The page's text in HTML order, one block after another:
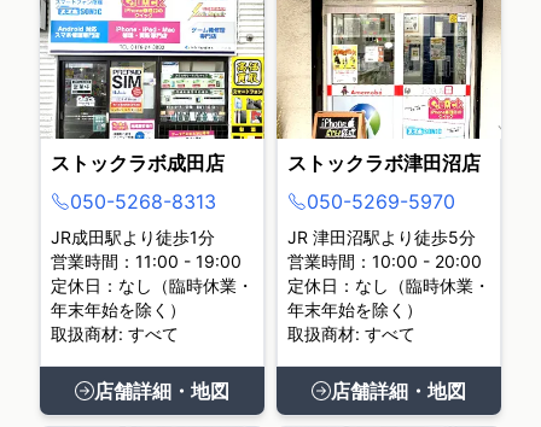
ストックラボ成田店
050-5268-8313
JR成田駅より徒歩1分
営業時間：11:00 - 19:00
定休日：なし（臨時休業・
年末年始を除く）
取扱商材: すべて
店舗詳細・地図
ストックラボ津田沼店
050-5269-5970
JR 津田沼駅より徒歩5分
営業時間：10:00 - 20:00
定休日：なし（臨時休業・
年末年始を除く）
取扱商材: すべて
店舗詳細・地図